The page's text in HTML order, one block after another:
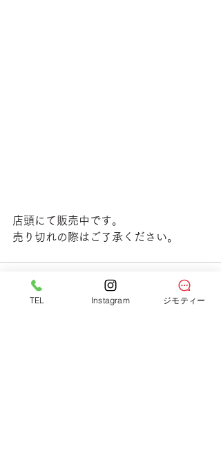
店頭にて販売中です。
売り切れの際はご了承ください。
最新記事 すべて表示
TEL Instagram ジモティー